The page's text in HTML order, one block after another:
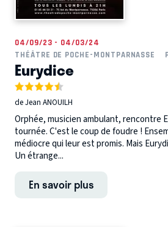
04/09/23 - 04/03/24
THÉÂTRE DE POCHE-MONTPARNASSE
Eurydice
de Jean ANOUILH
Orphée, musicien ambulant, rencontre
tournée. C'est le coup de foudre !
médiocre qui leur est promis. Mais
Un étrange...
En savoir plus